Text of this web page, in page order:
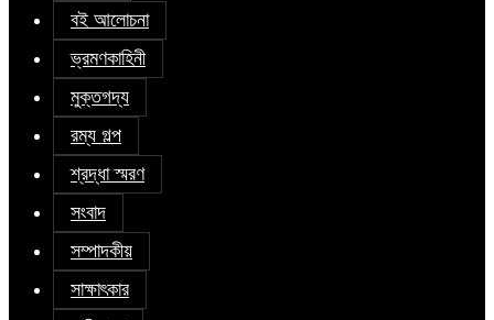
বই আলোচনা
ভ্রমণকাহিনী
মুক্তগদ্য
রম্য গল্প
শ্রদ্ধা স্মরণ
সংবাদ
সম্পাদকীয়
সাক্ষাৎকার